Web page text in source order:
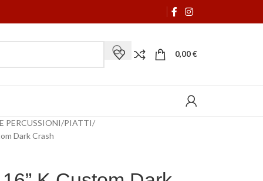
0,00€
PERCUSSIONI PIATTI
Dark Crash